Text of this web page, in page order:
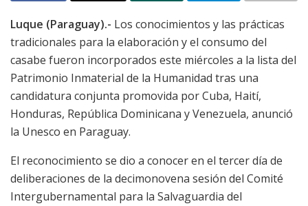
Luque (Paraguay).- Los conocimientos y las prácticas
tradicionales para la elaboración y el consumo del
casabe fueron incorporados este miércoles a la lista del
Patrimonio Inmaterial de la Humanidad tras una
candidatura conjunta promovida por Cuba, Haití,
Honduras, República Dominicana y Venezuela, anunció
la Unesco en Paraguay.
El reconocimiento se dio a conocer en el tercer día de
deliberaciones de la decimonovena sesión del Comité
Intergubernamental para la Salvaguardia del